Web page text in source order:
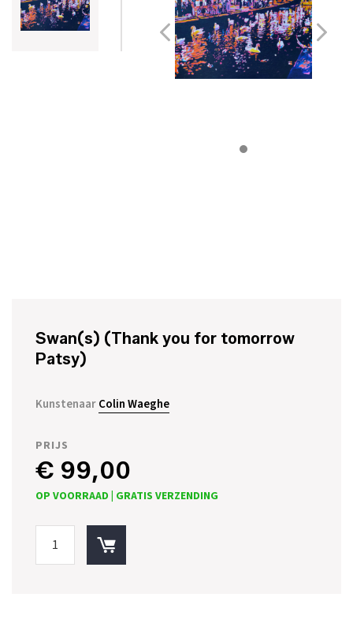
Swan(s) (Thank you for tomorrow
Patsy)
KunstenaarColin Waeghe
PRIJS
€ 99,00
OP VOORRAAD | GRATIS VERZENDING